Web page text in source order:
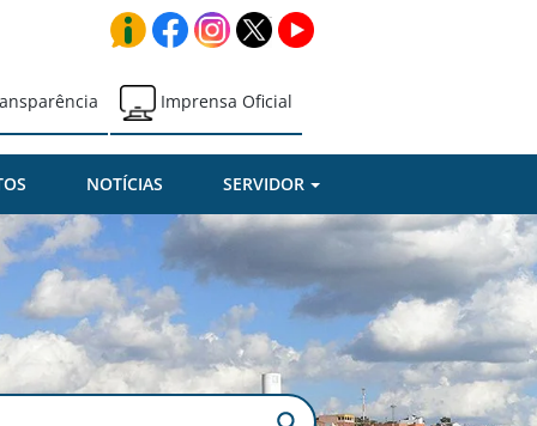
Imprensa Oficial
NOTÍCIAS SERVIDOR